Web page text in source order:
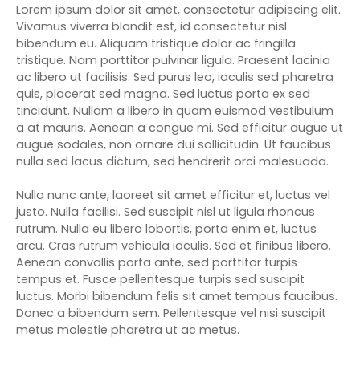
Lorem ipsum dolor sit amet, consectetur adipiscing elit.
Vivamus viverra blandit est, id consectetur nisl
bibendum eu. Aliquam tristique dolor ac fringilla
tristique. Nam porttitor pulvinar ligula. Praesent lacinia
ac libero ut facilisis. Sed purus leo, iaculis sed pharetra
quis, placerat sed magna. Sed luctus porta ex sed
tincidunt. Nullam a libero in quam euismod vestibulum
a at mauris. Aenean a congue mi. Sed efficitur augue ut
augue sodales, non ornare dui sollicitudin. Ut faucibus
nulla sed lacus dictum, sed hendrerit orci malesuada.
Nulla nunc ante, laoreet sit amet efficitur et, luctus vel
justo. Nulla facilisi. Sed suscipit nisl ut ligula rhoncus
rutrum. Nulla eu libero lobortis, porta enim et, luctus
arcu. Cras rutrum vehicula iaculis. Sed et finibus libero.
Aenean convallis porta ante, sed porttitor turpis
tempus et. Fusce pellentesque turpis sed suscipit
luctus. Morbi bibendum felis sit amet tempus faucibus.
Donec a bibendum sem. Pellentesque vel nisi suscipit
metus molestie pharetra ut ac metus.